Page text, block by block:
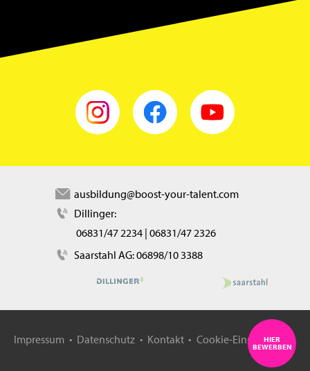
HIER
BEWERBEN
instagram facebook youtube
ausbildung@boost-your-talent.com
Dillinger:
06831/47 2234 | 06831/47 2326
Saarstahl AG:06898/10 3388
Impressum Datenschutz Kontakt Cookie-Einstellungen